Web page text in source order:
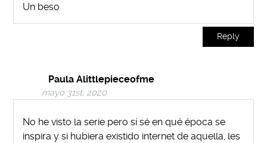
Un beso
Reply
Paula Alittlepieceofme
mayo 31st, 2020
No he visto la serie pero sí sé en qué época se
inspira y si hubiera existido internet de aquella, les